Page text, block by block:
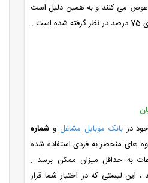
می کنند و به همین دلیل است
.
دربانک موبایل مشاغل و شماره
های منحصر به فردی استفاده شده
به حداقل میزان ممکن برسد .
این لیستی که در اختیار شما قرار